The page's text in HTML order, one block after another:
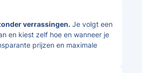
verrassingen. Je volgt een
en kiest zelf hoe en wanneer je
prijzen en maximale